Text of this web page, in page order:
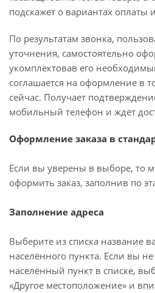
подскажет о вариантах оплаты
По результатам звонка,
уточнения, самостоятельно
укомплектовав его
соглашается на оформление в
сейчас. Получает
мобильный телефон и ждёт
Оформление заказа в
Если вы уверены в выборе, то
оформить заказ, заполнив по
Заполнение адреса
Выберите из списка название
населённого пункта. Если вы
населённый пункт в списке,
«Другое местоположение» и